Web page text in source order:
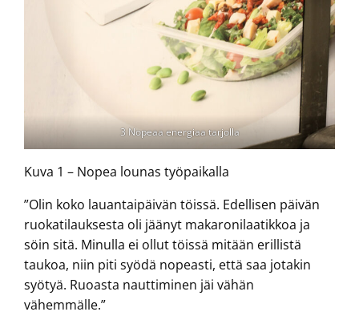
3 Nopeaa energiaa tarjolla
Kuva 1 – Nopea lounas työpaikalla
”Olin koko lauantaipäivän töissä. Edellisen päivän
ruokatilauksesta oli jäänyt makaronilaatikkoa ja
söin sitä. Minulla ei ollut töissä mitään erillistä
taukoa, niin piti syödä nopeasti, että saa jotakin
syötyä. Ruoasta nauttiminen jäi vähän
vähemmälle.”